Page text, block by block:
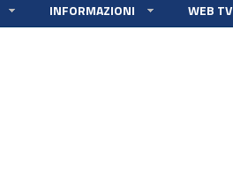
INFORMAZIONI WEB TV